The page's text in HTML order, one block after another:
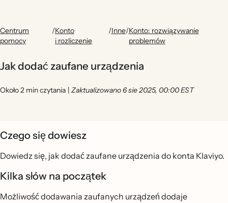
Centrum
pomocy
/Konto
i rozliczenie
/Inne/Konto: rozwiązywanie
problemów
Jak dodać zaufane urządzenia
Około 2 min czytania | Zaktualizowano 6 sie 2025, 00:00 EST
Czego się dowiesz
Dowiedz się, jak dodać zaufane urządzenia do konta Klaviyo.
Kilka słów na początek
Możliwość dodawania zaufanych urządzeń dodaje